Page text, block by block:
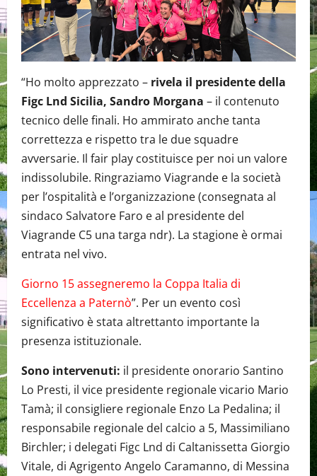
“Ho molto apprezzato – rivela il presidente della
Figc Lnd Sicilia, Sandro Morgana – il contenuto
tecnico delle finali. Ho ammirato anche tanta
correttezza e rispetto tra le due squadre
avversarie. Il fair play costituisce per noi un valore
indissolubile. Ringraziamo Viagrande e la società
per l’ospitalità e l’organizzazione (consegnata al
sindaco Salvatore Faro e al presidente del
Viagrande C5 una targa ndr). La stagione è ormai
entrata nel vivo.
Giorno 15 assegneremo la Coppa Italia di
Eccellenza a Paternò”. Per un evento così
significativo è stata altrettanto importante la
presenza istituzionale.
Sono intervenuti: il presidente onorario Santino
Lo Presti, il vice presidente regionale vicario Mario
Tamà; il consigliere regionale Enzo La Pedalina; il
responsabile regionale del calcio a 5, Massimiliano
Birchler; i delegati Figc Lnd di Caltanissetta Giorgio
Vitale, di Agrigento Angelo Caramanno, di Messina